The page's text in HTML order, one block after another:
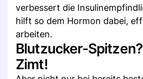
verbessert die
hilft so dem Hormon dabei,
arbeiten.
Blutzucker-
Zimt!